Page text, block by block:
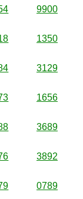
9900
1350
3129
1656
3689
3892
0789